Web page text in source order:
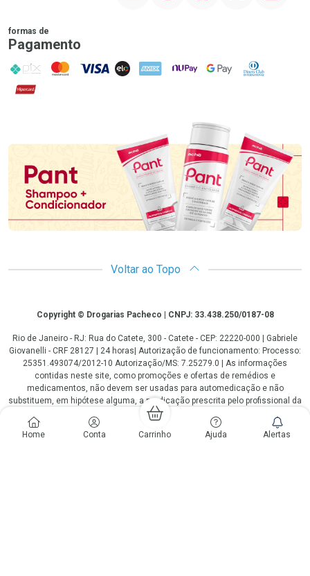
Home Conta Carrinho Ajuda Alertas
formas de
Pagamento
PIX MasterCard
VISA ELO AMEX NuPay Google PayDiners Club
Hipercard
Voltar ao Topo
CopyrightCopyright © Drogarias Pacheco | CNPJ: 33.438.250/0187-08
Rio de Janeiro - RJ: Rua do Catete, 300 - Catete - CEP: 22220-000 | Gabriele
Giovanelli - CRF 28127 | 24 horas| Autorização de funcionamento: Processo:
25351.493074/2012-10 Autorização/MS: 7.25279.0 | As informações
contidas neste site, como promoções e ofertas de remédios e
medicamentos, não devem ser usadas para automedicação e não
substituem, em hipótese alguma, a medicação prescrita pelo profissional da
área médica. Somente o médico está em condições de diagnosticar
qualquer problema de saúde e prescrever o tratamento adequado. Os
preços e as promoções são válidos apenas para compras via internet. As